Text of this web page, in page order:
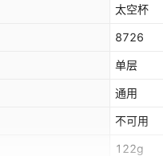
太空杯
8726
单层
通用
不可用
122g